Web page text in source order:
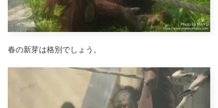
春の新芽は格別でしょう。